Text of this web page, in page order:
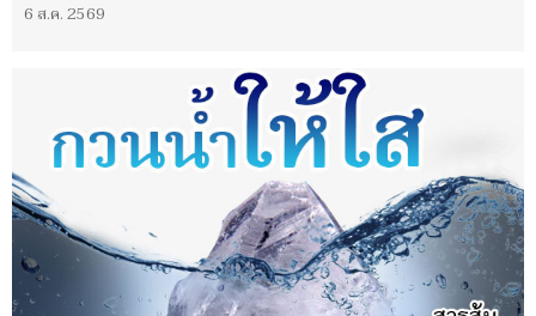
6 ส.ค. 2569